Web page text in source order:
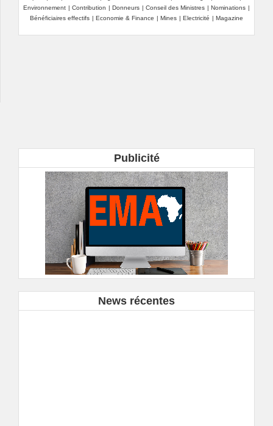
Environnement | Contribution | Donneurs | Conseil des Ministres | Nominations |
Bénéficiaires effectifs | Economie & Finance | Mines | Electricité | Magazine
Publicité
News récentes